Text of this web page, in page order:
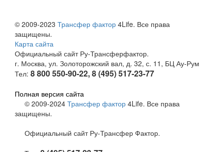
© 2009-2023 Трансфер фактор 4Life. Все права
защищены.
Карта сайта
Официальный сайт Ру-Трансферфактор.
г. Москва, ул. Золоторожский вал, д. 32, с. 11, БЦ Ау-Рум
Тел: 8 800 550-90-22, 8 (495) 517-23-77
Полная версия сайта
© 2009-2024 Трансфер фактор 4Life. Все права
защищены.
Официальный сайт Ру-Трансфер Фактор.